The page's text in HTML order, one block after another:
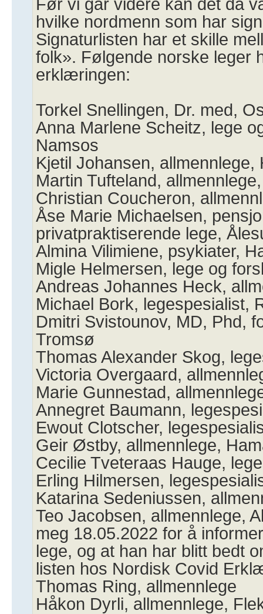
Før vi går videre kan det da
hvilke nordmenn som har
Signaturlisten har et skille
folk». Følgende norske leger
erklæringen:
Torkel Snellingen, Dr. med,
Anna Marlene Scheitz, lege
Namsos
Kjetil Johansen, allmennlege,
Martin Tufteland,
Christian Coucheron,
Åse Marie Michaelsen,
privatpraktiserende lege,
Almina Vilimiene, psykiater,
Migle Helmersen, lege og
Andreas Johannes Heck,
Michael Bork, legespesialist,
Dmitri Svistounov, MD, Phd,
Tromsø
Thomas Alexander Skog,
Victoria Overgaard,
Marie Gunnestad,
Annegret Baumann,
Ewout Clotscher,
Geir Østby, allmennlege,
Cecilie Tveteraas Hauge,
Erling Hilmersen,
Katarina Sedeniussen,
Teo Jacobsen, allmennlege,
meg 18.05.2022 for å
lege, og at han har blitt bedt
listen hos Nordisk Covid
Thomas Ring, allmennlege
Håkon Dyrli, allmennlege,